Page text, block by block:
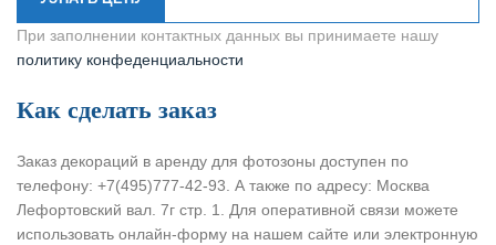
При заполнении контактных данных вы принимаете нашу
политику конфеденциальности
Как сделать заказ
Заказ декораций в аренду для фотозоны доступен по
телефону: +7(495)777-42-93. А также по адресу: Москва
Лефортовский вал. 7г стр. 1. Для оперативной связи можете
использовать онлайн-форму на нашем сайте или электронную